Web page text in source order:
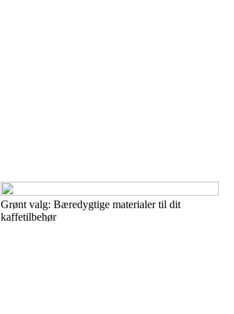
Grønt valg: Bæredygtige materialer til dit
kaffetilbehør